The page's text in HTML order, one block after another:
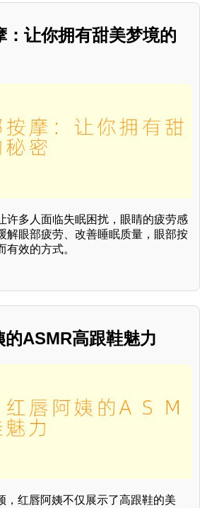
：让你拥有甜美梦境的
许多人面临失眠困扰，眼睛的疲劳感
解眼部疲劳、改善睡眠质量，眼部按
有效的方式。
ASMR高跟鞋魅力
，红唇阿姨不仅展示了高跟鞋的美